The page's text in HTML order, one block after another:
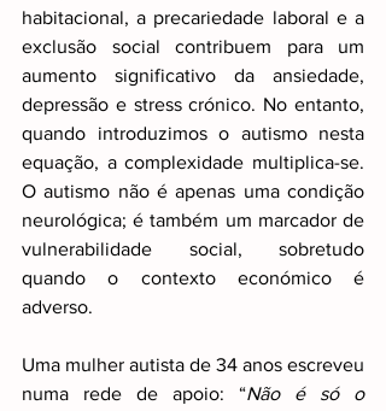
habitacional, a precariedade laboral e a
exclusão social contribuem para um
aumento significativo da ansiedade,
depressão e stress crónico. No entanto,
quando introduzimos o autismo nesta
equação, a complexidade multiplica-se.
O autismo não é apenas uma condição
neurológica; é também um marcador de
vulnerabilidade social, sobretudo
quando o contexto económico é
adverso.
Uma mulher autista de 34 anos escreveu
numa rede de apoio: “Não é só o